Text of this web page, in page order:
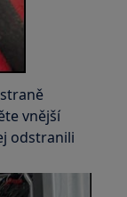
vnější
odstranili